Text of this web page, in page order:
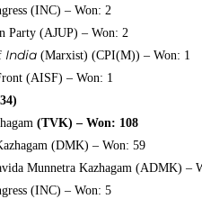
(INC) – Won: 2
Party (AJUP) – Won: 2
India (Marxist) (CPI(M)) – Won: 1
(AISF) – Won: 1
(TVK) – Won: 108
(DMK) – Won: 59
Munnetra Kazhagam (ADMK) –
(INC) – Won: 5